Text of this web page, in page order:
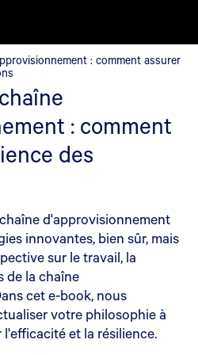
: comment assurer
: comment assurer
: comment
des
d'approvisionnement
innovantes, bien sûr, mais
sur le travail, la
de la chaîne
cet e-book, nous
votre philosophie à
et la résilience.